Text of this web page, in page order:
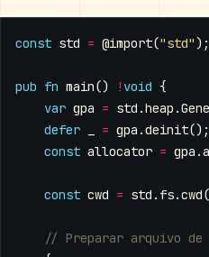
const std = @import("std");
pub fn main() ! void {
var gpa = std .heap .
defer
= gpa .deinit();
const allocator = gpa .
const cwd = std . fs.cwd